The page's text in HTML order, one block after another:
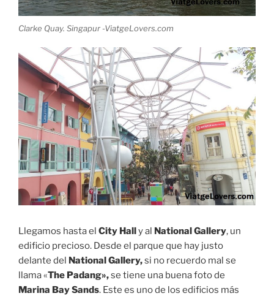
Clarke Quay. Singapur -ViatgeLovers.com
Llegamos hasta el City Hally al National Gallery, un
edificio precioso. Desde el parque que hay justo
delante del National Gallery,si no recuerdo mal se
llama «The Padang»,se tiene una buena foto de
Marina Bay Sands. Este es uno de los edificios más